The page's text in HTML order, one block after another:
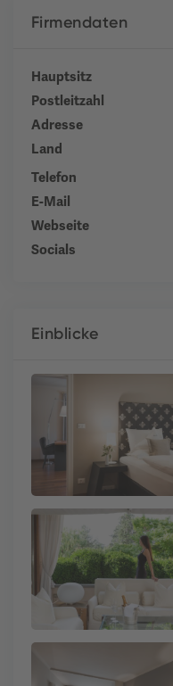
Firmendaten
Hauptsitz
Postleitzahl
Adresse
Land
Telefon
E-Mail
Webseite
Socials
Einblicke